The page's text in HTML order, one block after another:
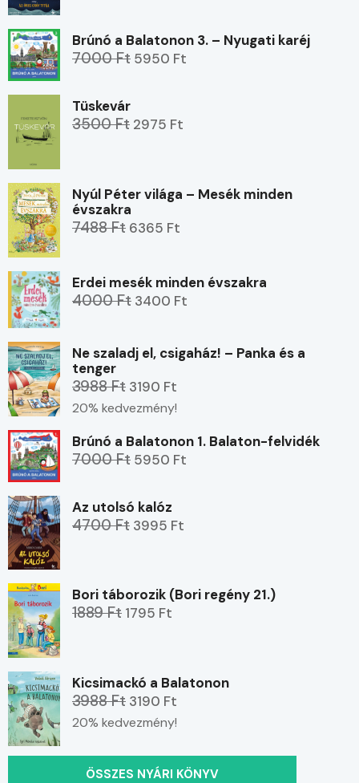
Brúnó a Balatonon 3. – Nyugati karéj
7000 Ft 5950 Ft
Tüskevár
3500 Ft 2975 Ft
Nyúl Péter világa – Mesék minden
évszakra
7488 Ft 6365 Ft
Erdei mesék minden évszakra
4000 Ft 3400 Ft
Ne szaladj el, csigaház! – Panka és a
tenger
3988 Ft 3190 Ft
20% kedvezmény!
Brúnó a Balatonon 1. Balaton-felvidék
7000 Ft 5950 Ft
Az utolsó kalóz
4700 Ft 3995 Ft
Bori táborozik (Bori regény 21.)
1889 Ft 1795 Ft
Kicsimackó a Balatonon
3988 Ft 3190 Ft
20% kedvezmény!
ÖSSZES NYÁRI KÖNYV